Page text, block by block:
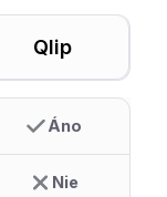
Qlip
Áno
Nie